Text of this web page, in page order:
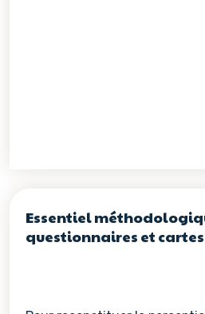
Essentiel
questionnaires et